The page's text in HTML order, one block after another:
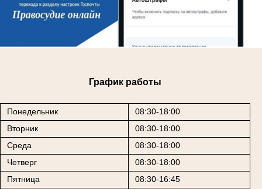
График работы
Понедельник
08:30-18:00
Вторник
08:30-18:00
Среда
08:30-18:00
Четверг
08:30-18:00
Пятница
08:30-16:45